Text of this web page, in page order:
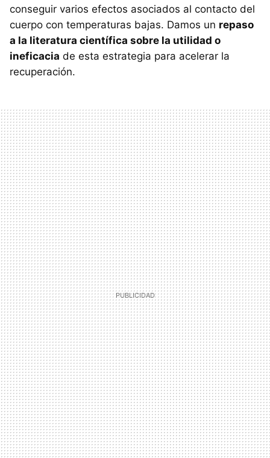
conseguir varios efectos asociados al contacto del
cuerpo con temperaturas bajas. Damos un repaso
a la literatura científica sobre la utilidad o
ineficacia de esta estrategia para acelerar la
recuperación.